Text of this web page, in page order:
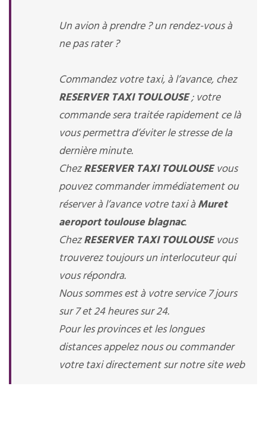
Un avion à prendre ? un rendez-vous à
ne pas rater ?
Commandez votre taxi, à l’avance, chez
RESERVER TAXI TOULOUSE; votre
commande sera traitée rapidement ce là
vous permettra d’éviter le stresse de la
dernière minute.
ChezRESERVER TAXI TOULOUSEvous
pouvez commander immédiatement ou
réserver à l’avance votre taxi àMuret
aeroport toulouse blagnac.
ChezRESERVER TAXI TOULOUSEvous
trouverez toujours un interlocuteur qui
vous répondra.
Nous sommes est à votre service 7 jours
sur 7 et 24 heures sur 24.
Pour les provinces et les longues
distances appelez nous ou commander
votre taxi directement sur notre site web